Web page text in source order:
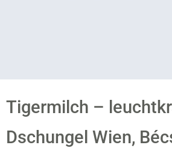
Tigermilch –
Dschungel Wien,